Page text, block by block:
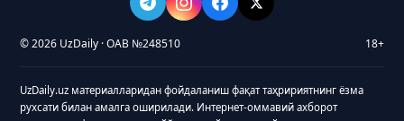
© 2026 UzDaily · ОАВ №248510 18+
UzDaily.uz материалларидан фойдаланиш фақат таҳририятнинг ёзма
рухсати билан амалга оширилади. Интернет-оммавий ахборот